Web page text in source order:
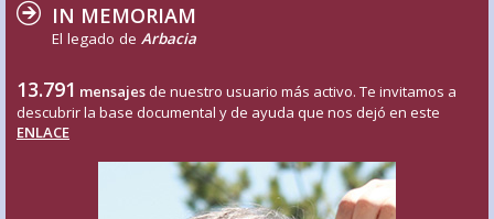
IN MEMORIAM
El legado de Arbacia
13.791 mensajes de nuestro usuario más activo. Te invitamos a
descubrir la base documental y de ayuda que nos dejó en este
ENLACE